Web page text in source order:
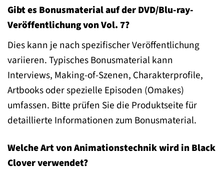
Gibt es Bonusmaterial auf der DVD/Blu-ray-
Veröffentlichung von Vol. 7?
Dies kann je nach spezifischer Veröffentlichung
variieren. Typisches Bonusmaterial kann
Interviews, Making-of-Szenen, Charakterprofile,
Artbooks oder spezielle Episoden (Omakes)
umfassen. Bitte prüfen Sie die Produktseite für
detaillierte Informationen zum Bonusmaterial.
Welche Art von Animationstechnik wird in Black
Clover verwendet?